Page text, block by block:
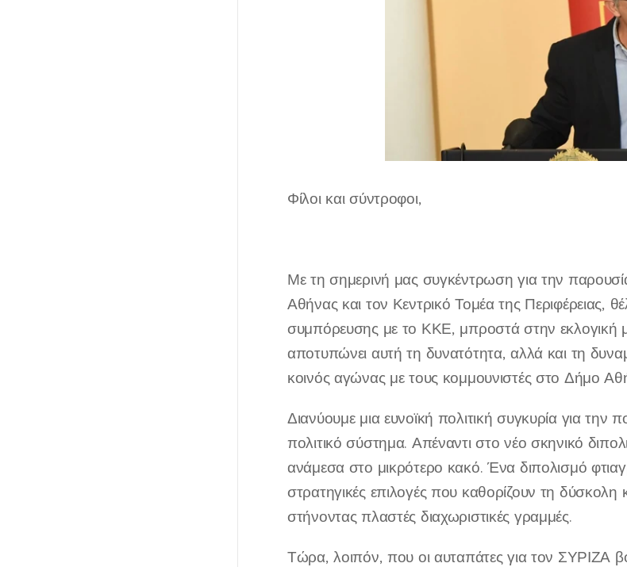
Φίλοι και σύντροφοι,
Με τη σημερινή μας συγκέντρωση για την
Αθήνας και τον Κεντρικό Τομέα της Περιφέρειας,
συμπόρευσης με το ΚΚΕ, μπροστά στην εκλογική
αποτυπώνει αυτή τη δυνατότητα, αλλά και τη
κοινός αγώνας με τους κομμουνιστές στο Δήμο
Διανύουμε μια ευνοϊκή πολιτική συγκυρία για
πολιτικό σύστημα. Απέναντι στο νέο σκηνικό
ανάμεσα στο μικρότερο κακό. Ένα διπολισμό
στρατηγικές επιλογές που καθορίζουν τη
στήνοντας πλαστές διαχωριστικές γραμμές.
Τώρα, λοιπόν, που οι αυταπάτες για τον ΣΥΡΙΖΑ